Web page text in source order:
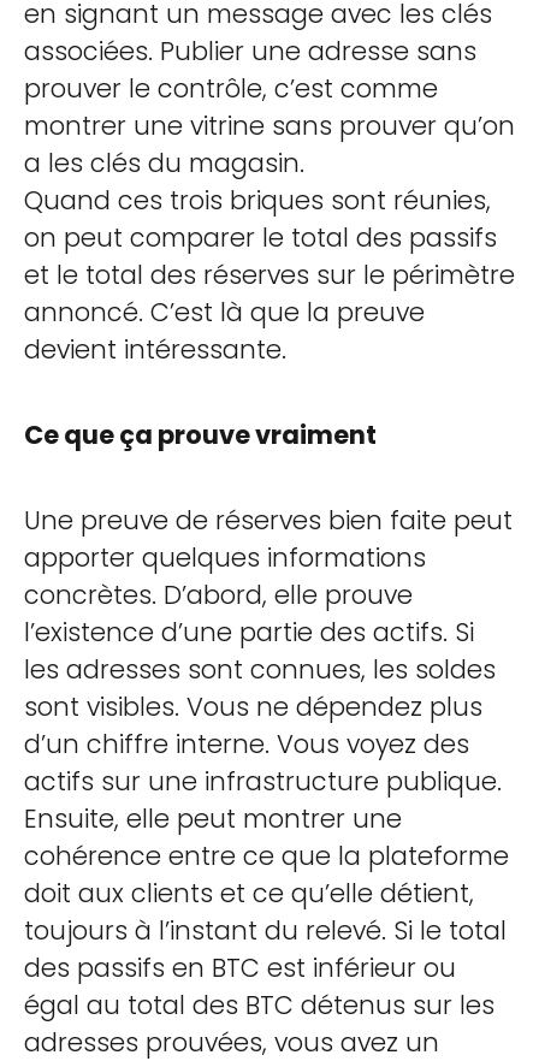
en signant un message avec les clés
associées. Publier une adresse sans
prouver le contrôle, c’est comme
montrer une vitrine sans prouver qu’on
a les clés du magasin.
Quand ces trois briques sont réunies,
on peut comparer le total des passifs
et le total des réserves sur le périmètre
annoncé. C’est là que la preuve
devient intéressante.
Ce que ça prouve vraiment
Une preuve de réserves bien faite peut
apporter quelques informations
concrètes. D’abord, elle prouve
l’existence d’une partie des actifs. Si
les adresses sont connues, les soldes
sont visibles. Vous ne dépendez plus
d’un chiffre interne. Vous voyez des
actifs sur une infrastructure publique.
Ensuite, elle peut montrer une
cohérence entre ce que la plateforme
doit aux clients et ce qu’elle détient,
toujours à l’instant du relevé. Si le total
des passifs en BTC est inférieur ou
égal au total des BTC détenus sur les
adresses prouvées, vous avez un